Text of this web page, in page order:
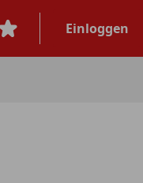
Einloggen